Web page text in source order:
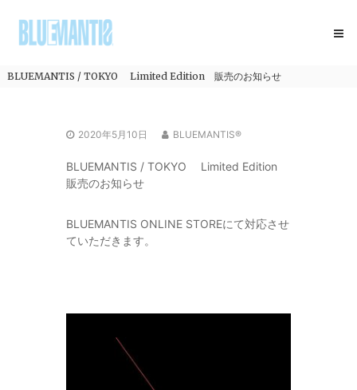
ツ
BLUEMANTIS
BLUEMANTIS / TOKYO Limited Edition 販売のお知らせ
2020年5月10日 BLUEMANTIS®
BLUEMANTIS / TOKYO Limited Edition
販売のお知らせ
BLUEMANTIS ONLINE STOREにて対応させ
ていただきます。